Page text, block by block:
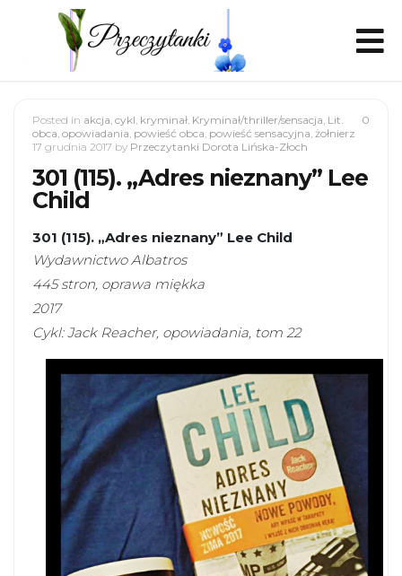
0
Posted in akcja, cykl, kryminał, Kryminał/thriller/sensacja, Lit.
obca, opowiadania, powieść obca, powieść sensacyjna, żołnierz
17 grudnia 2017 by Przeczytanki Dorota Lińska-Złoch
301 (115). „Adres nieznany” Lee
Child
301 (115). „Adres nieznany” Lee Child
Wydawnictwo Albatros
445 stron, oprawa miękka
2017
Cykl: Jack Reacher, opowiadania, tom 22